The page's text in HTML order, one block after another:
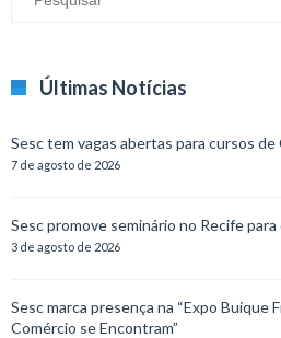
Últimas Notícias
Sesc tem vagas abertas para cursos
7 de agosto de 2026
Sesc promove seminário no Recife
3 de agosto de 2026
Sesc marca presença na “Expo Buíque
Comércio se Encontram”